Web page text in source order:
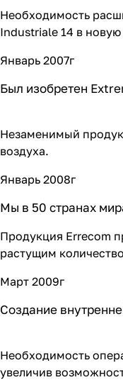
Необходимость
Industriale 14 в
Январь 2007г
Был изобретен
Незаменимый
воздуха.
Январь 2008г
Мы в 50 странах
Продукция Errecom
растущим
Март 2009г
Создание
Необходимость
увеличив